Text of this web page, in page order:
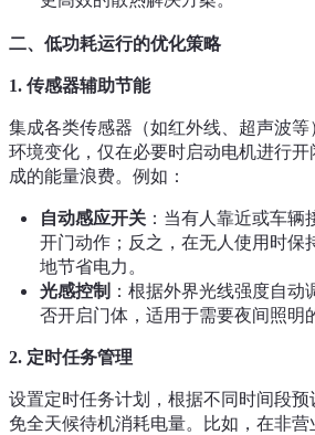
二、低功耗运行的优化策略
1. 传感器辅助节能
集成各类传感器（如红外线、超声波
环境变化，仅在必要时启动电机进行
成的能量浪费。例如：
自动感应开关 ：当有人靠近或车
开门动作；反之，在无人使用时保
地节省电力。
光感控制 ：根据外界光线强度自
否开启门体，适用于需要夜间照明
2. 定时任务管理
设置定时任务计划，根据不同时间段
免全天候待机消耗电量。比如，在非